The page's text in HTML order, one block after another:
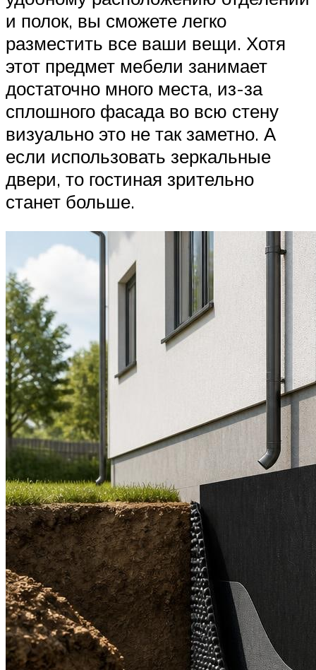
и полок, вы сможете легко
разместить все ваши вещи. Хотя
этот предмет мебели занимает
достаточно много места, из-за
сплошного фасада во всю стену
визуально это не так заметно. А
если использовать зеркальные
двери, то гостиная зрительно
станет больше.